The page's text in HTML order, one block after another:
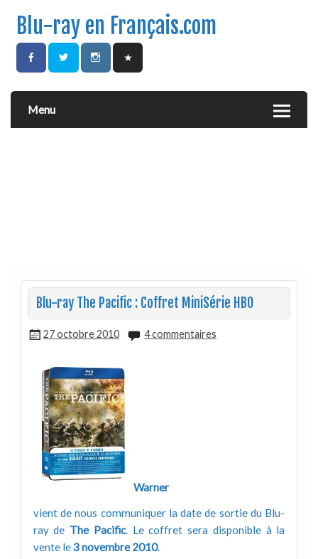
Blu-ray en Français.com
Menu
Blu-ray The Pacific : Coffret MiniSérie HBO
27 octobre 2010 4 commentaires
Warner
vient de nous communiquer la date de sortie du Blu-
ray de The Pacific. Le coffret sera disponible à la
vente le3 novembre 2010.